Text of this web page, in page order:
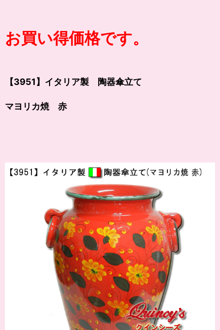
お買い得価格です。
【3951】イタリア製 陶器傘立て
マヨリカ焼 赤